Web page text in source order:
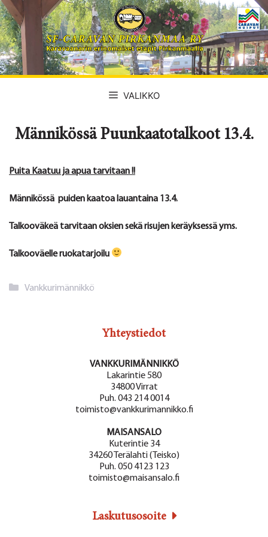
Siirry
sisältöön
VALIKKO
Männikössä Puunkaatotalkoot 13.4.
Puita Kaatuu ja apua tarvitaan !!
Männikössä puiden kaatoa lauantaina 13.4.
Talkooväkeä tarvitaan oksien sekä risujen keräyksessä yms.
Talkooväelle ruokatarjoilu
Kategoriat
Vankkurimännikkö
Yhteystiedot
VANKKURIMÄNNIKKÖ
Lakarintie 580
34800 Virrat
Puh. 043 214 0014
toimisto@vankkurimannikko.fi
MAISANSALO
Kuterintie 34
34260 Terälahti (Teisko)
Puh. 050 4123 123
toimisto@maisansalo.fi
Laskutusosoite